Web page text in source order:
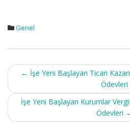
Genel
Post
navigation
← İşe Yeni Başlayan Ticari
Ödevleri
İşe Yeni Başlayan Kurumlar
Ödevleri